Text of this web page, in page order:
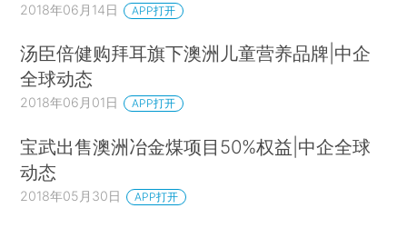
2018年06月14日 APP打开
汤臣倍健购拜耳旗下澳洲儿童营养品牌|中企
全球动态
2018年06月01日 APP打开
宝武出售澳洲冶金煤项目50%权益|中企全球
动态
2018年05月30日 APP打开